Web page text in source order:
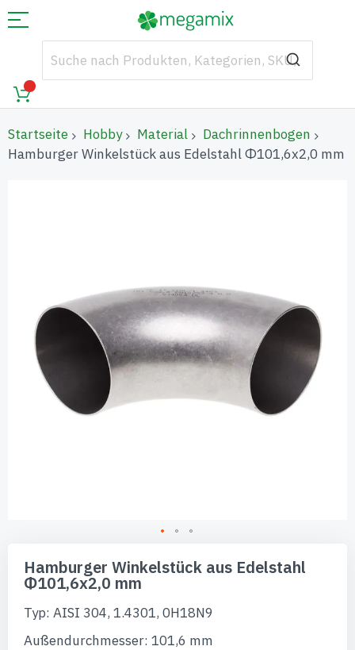
Startseite Hobby Material
Dachrinnenbogen
Hamburger Winkelstück aus Edelstahl Φ101,6x2,0 mm
Anfang
Bildgalerie
Hamburger Winkelstück aus Edelstahl
Φ101,6x2,0 mm
Typ: AISI 304, 1.4301, 0H18N9
Außendurchmesser: 101,6 mm